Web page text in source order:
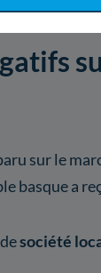
sur le
basque a
société